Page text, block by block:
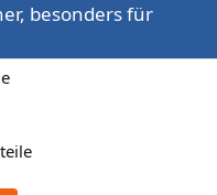
besonders für